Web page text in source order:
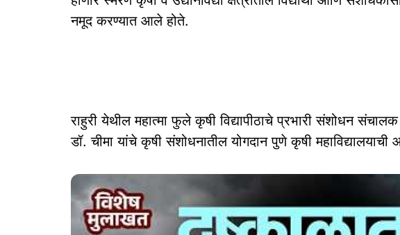
नमूद करण्यात आले होते.
राहुरी येथील महात्मा फुले कृषी विद्यापीठाचे प्रभारी संशोधन
डॉ. चीमा यांचे कृषी संशोधनातील योगदान पुणे कृषी महाविद्यालयाची